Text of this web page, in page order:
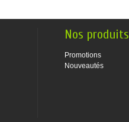
Nos produits
Promotions
Nouveautés